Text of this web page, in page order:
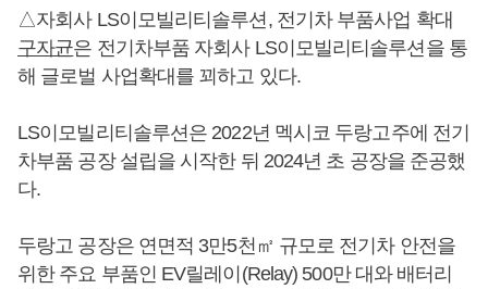
△자회사 LS이모빌리티솔루션, 전기차 부품사업 확대
구자균은 전기차부품 자회사 LS이모빌리티솔루션을 통
해 글로벌 사업확대를 꾀하고 있다.
LS이모빌리티솔루션은 2022년 멕시코 두랑고주에 전기
차부품 공장 설립을 시작한 뒤 2024년 초 공장을 준공했
다.
두랑고 공장은 연면적 3만5천㎡ 규모로 전기차 안전을
위한 주요 부품인 EV릴레이(Relay) 500만 대와 배터리